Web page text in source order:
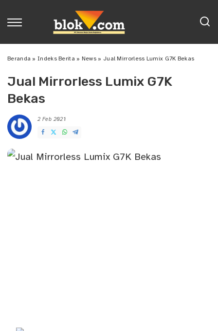
Beranda »Indeks Berita » News » Jual Mirrorless Lumix G7K Bekas
Jual Mirrorless Lumix G7K
Bekas
2 Feb 2021
Posted
by